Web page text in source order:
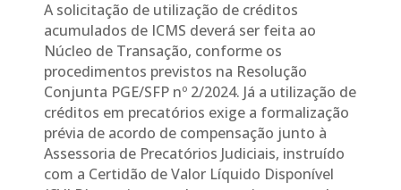
A solicitação de utilização de créditos
acumulados de ICMS deverá ser feita ao
Núcleo de Transação, conforme os
procedimentos previstos na Resolução
Conjunta PGE/SFP nº 2/2024. Já a utilização de
créditos em precatórios exige a formalização
prévia de acordo de compensação junto à
Assessoria de Precatórios Judiciais, instruído
com a Certidão de Valor Líquido Disponível